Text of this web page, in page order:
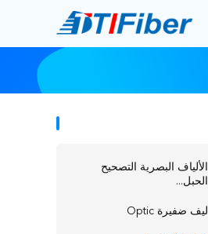
الألياف البصرية التصحيح
الحبل...
ليف ضفيرة Optic